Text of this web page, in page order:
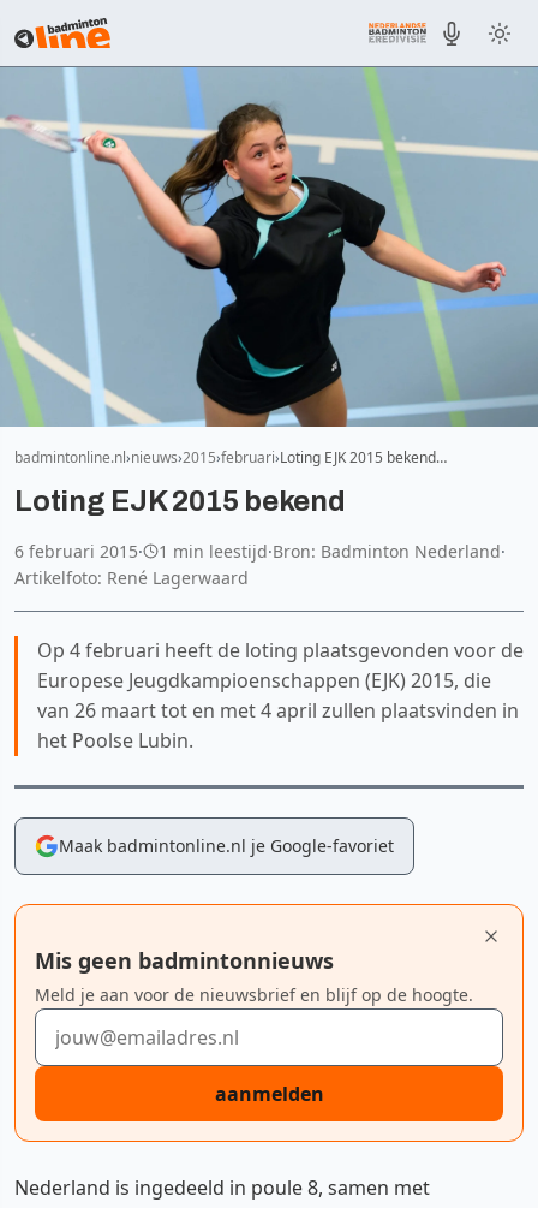
badmintonline.nl nieuws 2015 februari Loting EJK 2015 bekend…
Loting EJK 2015 bekend
6 februari 2015· 1 min leestijd·Bron: Badminton Nederland·
Artikelfoto: René Lagerwaard
Op 4 februari heeft de loting plaatsgevonden voor de
Europese Jeugdkampioenschappen (EJK) 2015, die
van 26 maart tot en met 4 april zullen plaatsvinden in
het Poolse Lubin.
Maak badmintonline.nl je Google-favoriet
Mis geen badmintonnieuws
Meld je aan voor de nieuwsbrief en blijf op de hoogte.
E-mailadres
aanmelden
Nederland is ingedeeld in poule 8, samen met